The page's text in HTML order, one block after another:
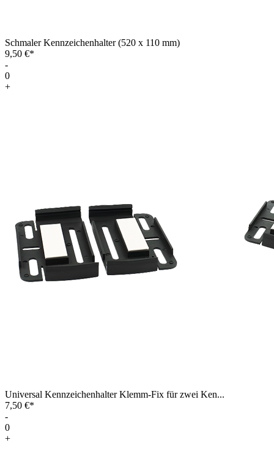
Schmaler Kennzeichenhalter (520 x 110 mm)
9,50 €*
-
0
+
Universal Kennzeichenhalter Klemm-Fix für zwei Ken...
7,50 €*
-
0
+